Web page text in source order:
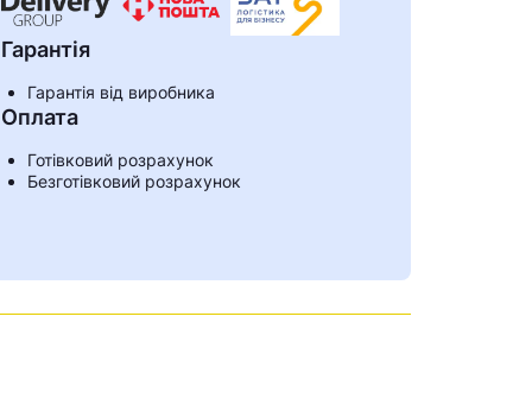
Гарантія
Гарантія від виробника
Оплата
Готівковий розрахунок
Безготівковий розрахунок